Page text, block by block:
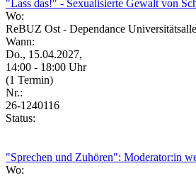
"Lass das!" - Sexualisierte Gewalt von
Wo:
ReBUZ Ost - Dependance
Wann:
Do., 15.04.2027,
14:00 - 18:00 Uhr
(1 Termin)
Nr.:
26-1240116
Status:
"Sprechen und Zuhören": Moderator:in
Wo: